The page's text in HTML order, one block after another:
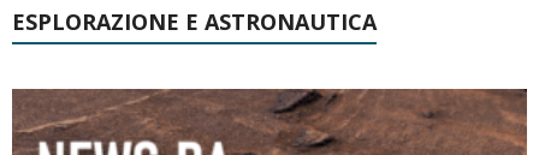
ESPLORAZIONE E ASTRONAUTICA